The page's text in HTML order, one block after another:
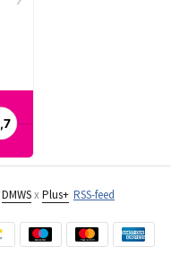
DMWSxPlus+ RSS-feed